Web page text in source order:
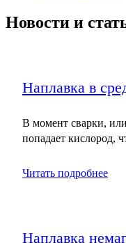
Новости и
Наплавка в
В момент сварки,
попадает кислород,
Читать подробнее
Наплавка